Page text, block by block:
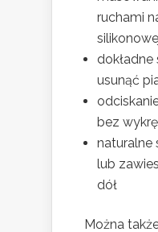
ruchami
dokładne
usunąć
bez
naturalne
lub
dół
Można